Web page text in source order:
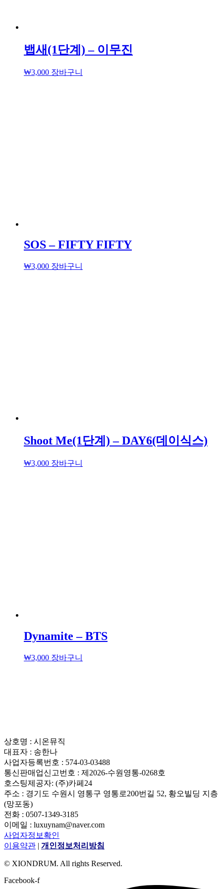
뱁새(1단계) – 이무진
₩3,000 장바구니
SOS – FIFTY FIFTY
₩3,000 장바구니
Shoot Me(1단계) – DAY6(데이식스)
₩3,000 장바구니
Dynamite – BTS
₩3,000 장바구니
상호명 : 시온뮤직
대표자 : 송한나
사업자등록번호 : 574-03-03488
통신판매업신고번호 : 제2026-수원영통-0268호
호스팅제공자: (주)카페24
주소 : 경기도 수원시 영통구 영통로200번길 52, 황오빌딩 지층
(망포동)
전화 : 0507-1349-3185
이메일 : luxuynam@naver.com
사업자정보확인
이용약관 | 개인정보처리방침
© XIONDRUM. All rights Reserved.
Facebook-f